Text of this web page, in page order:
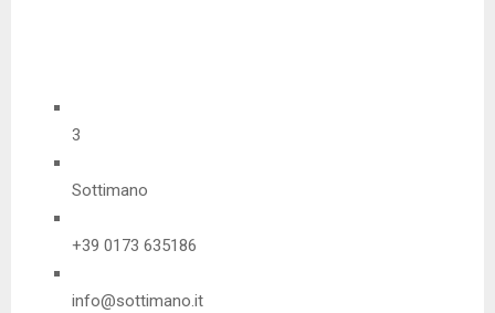
3
Sottimano
+39 0173 635186
info@sottimano.it